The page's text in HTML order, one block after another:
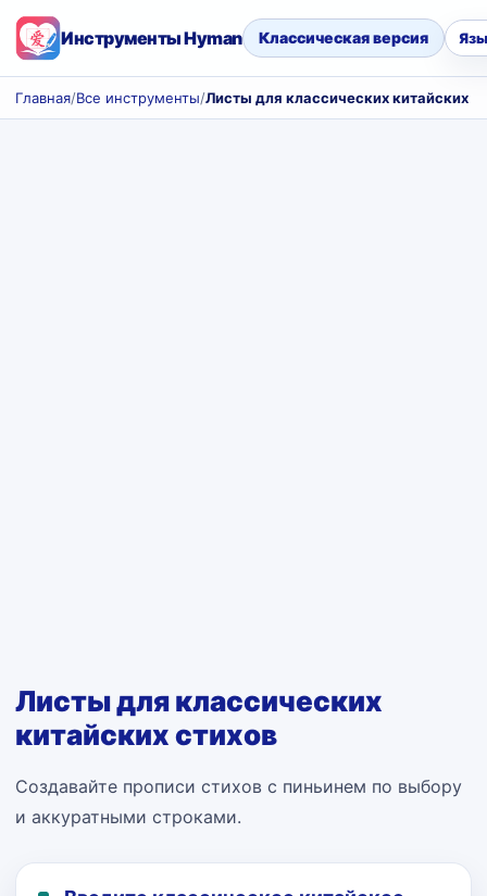
Инструменты Hyman Классическая версия
Главная/Все инструменты/Листы для классических китайских
Листы для классических
китайских стихов
Создавайте прописи стихов с пиньинем по выбору
и аккуратными строками.